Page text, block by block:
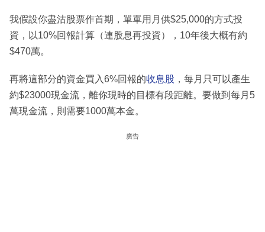
我假設你盡沽股票作首期，單單用月供$25,000的方式投
資，以10%回報計算（連股息再投資），10年後大概有約
$470萬。
再將這部分的資金買入6%回報的收息股 ，每月只可以產生
約$23000現金流，離你現時的目標有段距離。要做到每月5
萬現金流，則需要1000萬本金。
廣告